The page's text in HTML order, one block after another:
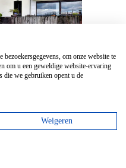
bezoekersgegevens, om onze website te
om u een geweldige website-ervaring
die we gebruiken opent u de
Weigeren